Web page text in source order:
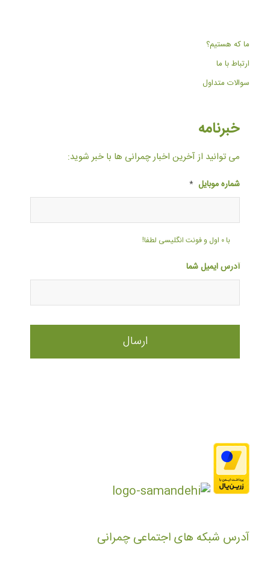
ما که هستیم؟
ارتباط با ما
سوالات متداول
خبرنامه
می توانید از آخرین اخبار چمرانی ها با خبر شوید:
شماره موبایل *
با ۰ اول و فونت انگلیسی لطفا!
آدرس ایمیل شما
آدرس شبکه های اجتماعی چمرانی